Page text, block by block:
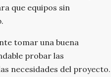
que equipos sin
tomar una buena
probar las
necesidades del proyecto.